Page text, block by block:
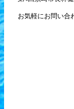
お気軽にお問い合